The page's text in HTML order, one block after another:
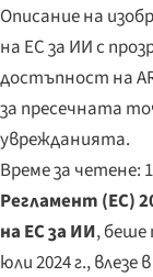
Описание на
на ЕС за ИИ с
достъпност на
за пресечната
уврежданията.
Време за четене:
Регламент (ЕС)
на ЕС за ИИ, беше
юли 2024 г., влезе